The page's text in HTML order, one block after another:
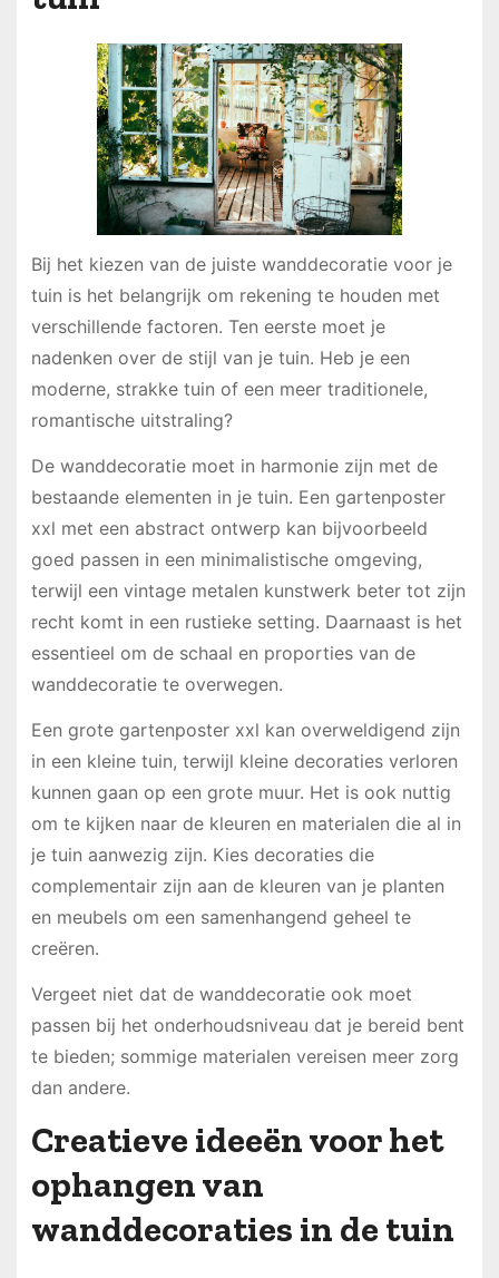
Bij het kiezen van de juiste wanddecoratie voor je
tuin is het belangrijk om rekening te houden met
verschillende factoren. Ten eerste moet je
nadenken over de stijl van je tuin. Heb je een
moderne, strakke tuin of een meer traditionele,
romantische uitstraling?
De wanddecoratie moet in harmonie zijn met de
bestaande elementen in je tuin. Een gartenposter
xxl met een abstract ontwerp kan bijvoorbeeld
goed passen in een minimalistische omgeving,
terwijl een vintage metalen kunstwerk beter tot zijn
recht komt in een rustieke setting. Daarnaast is het
essentieel om de schaal en proporties van de
wanddecoratie te overwegen.
Een grote gartenposter xxl kan overweldigend zijn
in een kleine tuin, terwijl kleine decoraties verloren
kunnen gaan op een grote muur. Het is ook nuttig
om te kijken naar de kleuren en materialen die al in
je tuin aanwezig zijn. Kies decoraties die
complementair zijn aan de kleuren van je planten
en meubels om een samenhangend geheel te
creëren.
Vergeet niet dat de wanddecoratie ook moet
passen bij het onderhoudsniveau dat je bereid bent
te bieden; sommige materialen vereisen meer zorg
dan andere.
Creatieve ideeën voor het
ophangen van
wanddecoraties in de tuin